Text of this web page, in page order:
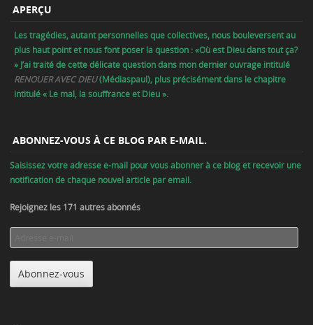
APERÇU
Les tragédies, autant personnelles que collectives, nous bouleversent au
plus haut point et nous font poser la question : «Où est Dieu dans tout ça?
» J’ai traité de cette délicate question dans mon dernier ouvrage intitulé
RENOUER AVEC DIEU(Médiaspaul), plus précisément dans le chapitre
intitulé « Le mal, la souffrance et Dieu ».
ABONNEZ-VOUS À CE BLOG PAR E-MAIL.
Saisissez votre adresse e-mail pour vous abonner à ce blog et recevoir une
notification de chaque nouvel article par email.
Rejoignez les 171 autres abonnés
e-
mail
Abonnez-vous